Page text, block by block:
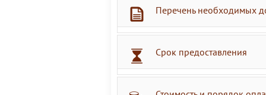
Перечень необходимых
Срок предоставления